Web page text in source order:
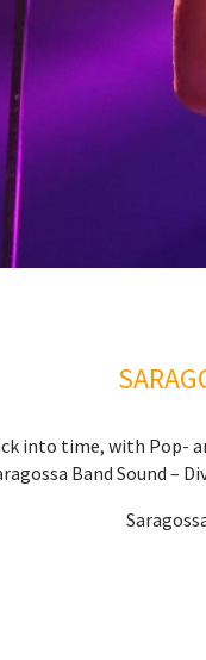
into time, with Pop-
Band Sound –